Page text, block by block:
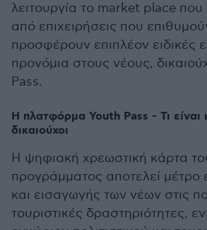
λειτουργία το market place που
από επιχειρήσεις που
προσφέρουν επιπλέον ειδικές
προνόμια στους νέους,
Pass.
Η πλατφόρμα Youth Pass - Τι είναι
δικαιούχοι
Η ψηφιακή χρεωστική κάρτα
προγράμματος αποτελεί
και εισαγωγής των νέων στις
τουριστικές δραστηριότητες,